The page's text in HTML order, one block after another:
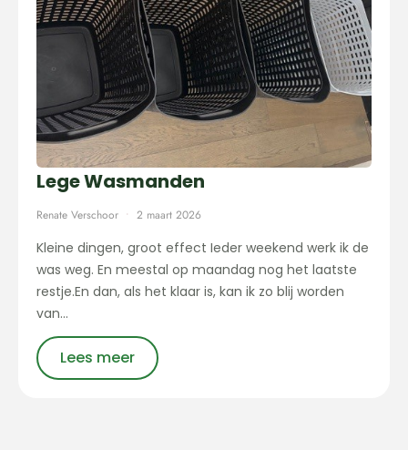
Lege Wasmanden
Renate Verschoor 2 maart 2026
Kleine dingen, groot effect Ieder weekend werk ik de
was weg. En meestal op maandag nog het laatste
restje.En dan, als het klaar is, kan ik zo blij worden
van…
Lees meer